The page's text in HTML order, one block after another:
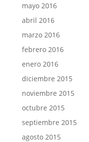
mayo 2016
abril 2016
marzo 2016
febrero 2016
enero 2016
diciembre 2015
noviembre 2015
octubre 2015
septiembre 2015
agosto 2015